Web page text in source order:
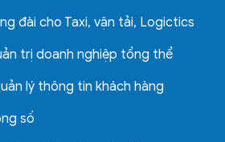
đài cho Taxi, vận tải, Logictics
trị doanh nghiệp tổng thể
lý thông tin khách hàng
số